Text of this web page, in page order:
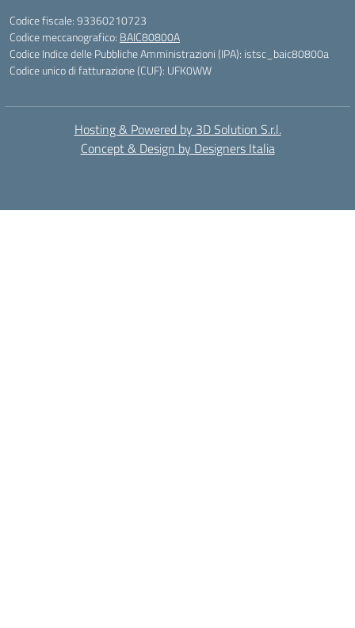
Codice fiscale: 93360210723
Codice meccanografico: BAIC80800A
Codice Indice delle Pubbliche Amministrazioni (IPA): istsc_baic80800a
Codice unico di fatturazione (CUF): UFK0WW
Hosting & Powered by 3D Solution S.r.l.
Concept & Design by Designers Italia